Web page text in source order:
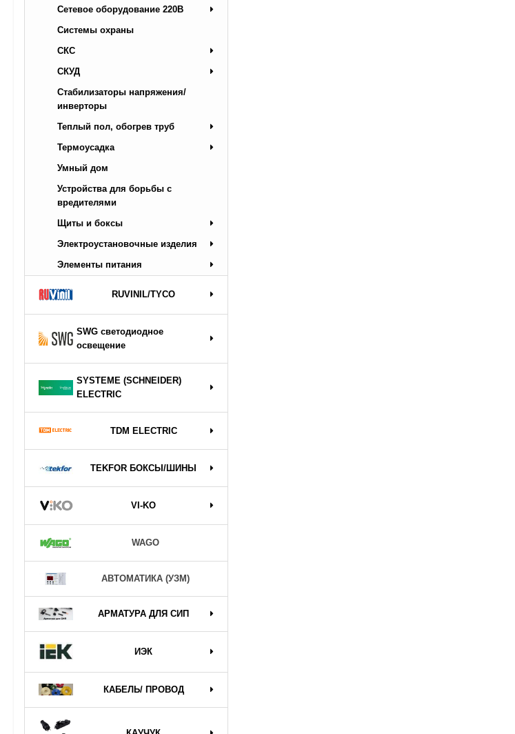
Сетевое оборудование 220В
Системы охраны
СКС
СКУД
Стабилизаторы напряжения/
инверторы
Теплый пол, обогрев труб
Термоусадка
Умный дом
Устройства для борьбы с
вредителями
Щиты и боксы
Электроустановочные изделия
Элементы питания
RUVINIL/TYCO
SWG светодиодное
освещение
SYSTEME (SCHNEIDER)
ELECTRIC
TDM ELECTRIC
TEKFOR БОКСЫ/ШИНЫ
VI-KO
WAGO
АВТОМАТИКА (УЗМ)
АРМАТУРА ДЛЯ СИП
ИЭК
КАБЕЛЬ/ ПРОВОД